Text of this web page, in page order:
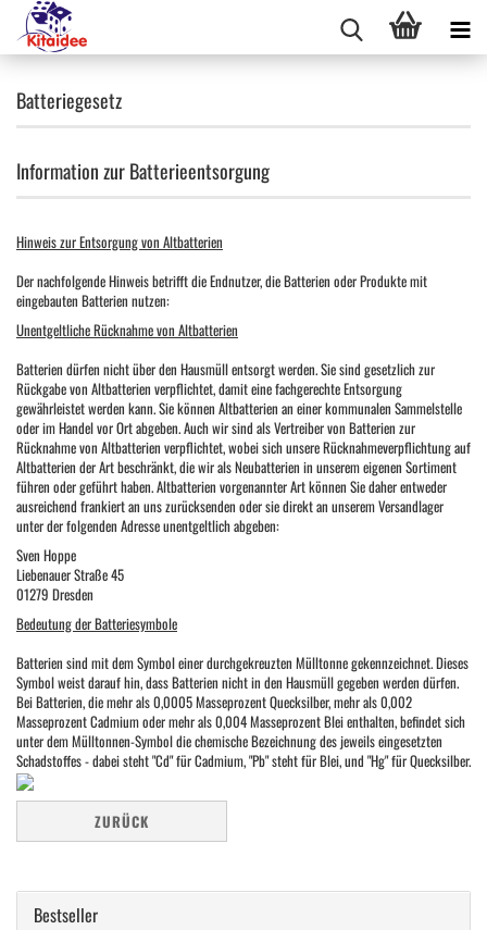
Batteriegesetz
Information zur Batterieentsorgung
Hinweis zur Entsorgung von Altbatterien
Der nachfolgende Hinweis betrifft die Endnutzer, die Batterien oder Produkte mit
eingebauten Batterien nutzen:
Unentgeltliche Rücknahme von Altbatterien
Batterien dürfen nicht über den Hausmüll entsorgt werden. Sie sind gesetzlich zur
Rückgabe von Altbatterien verpflichtet, damit eine fachgerechte Entsorgung
gewährleistet werden kann. Sie können Altbatterien an einer kommunalen Sammelstelle
oder im Handel vor Ort abgeben. Auch wir sind als Vertreiber von Batterien zur
Rücknahme von Altbatterien verpflichtet, wobei sich unsere Rücknahmeverpflichtung auf
Altbatterien der Art beschränkt, die wir als Neubatterien in unserem eigenen Sortiment
führen oder geführt haben. Altbatterien vorgenannter Art können Sie daher entweder
ausreichend frankiert an uns zurücksenden oder sie direkt an unserem Versandlager
unter der folgenden Adresse unentgeltlich abgeben:
Sven Hoppe
Liebenauer Straße 45
01279 Dresden
Bedeutung der Batteriesymbole
Batterien sind mit dem Symbol einer durchgekreuzten Mülltonne gekennzeichnet. Dieses
Symbol weist darauf hin, dass Batterien nicht in den Hausmüll gegeben werden dürfen.
Bei Batterien, die mehr als 0,0005 Masseprozent Quecksilber, mehr als 0,002
Masseprozent Cadmium oder mehr als 0,004 Masseprozent Blei enthalten, befindet sich
unter dem Mülltonnen-Symbol die chemische Bezeichnung des jeweils eingesetzten
Schadstoffes - dabei steht "Cd" für Cadmium, "Pb" steht für Blei, und "Hg" für Quecksilber.
ZURÜCK
Bestseller